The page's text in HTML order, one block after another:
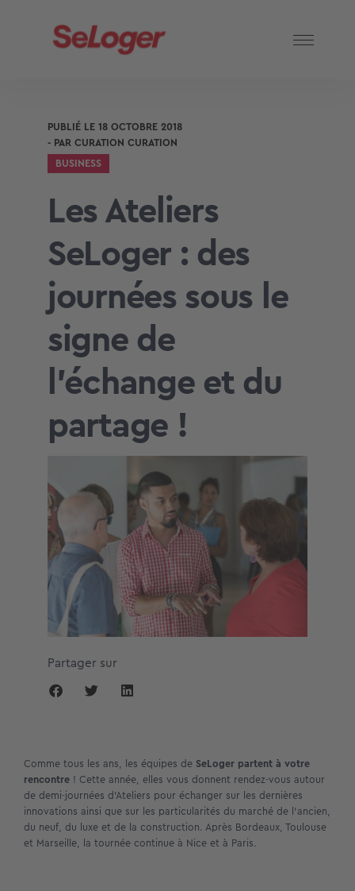
PUBLIÉ LE 18 OCTOBRE 2018
- PAR CURATION CURATION
BUSINESS
Les Ateliers
SeLoger : des
journées sous le
signe de
l’échange et du
partage !
Partager sur
Comme tous les ans, les équipes de SeLoger partent à votre
rencontre ! Cette année, elles vous donnent rendez-vous autour
de demi-journées d’Ateliers pour échanger sur les dernières
innovations ainsi que sur les particularités du marché de l’ancien,
du neuf, du luxe et de la construction. Après Bordeaux, Toulouse
et Marseille, la tournée continue à Nice et à Paris.